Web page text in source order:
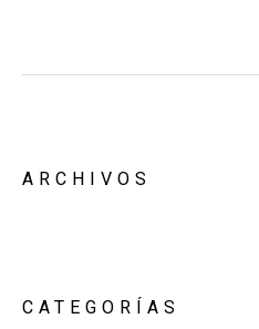
ARCHIVOS
CATEGORÍAS